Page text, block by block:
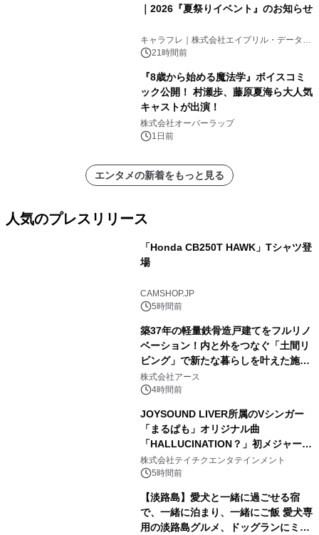
｜2026『夏祭りイベント』のお知らせ
キャラフレ｜株式会社エイプリル・データ・
デザインズ
21時間前
『8歳から始める魔法学』ボイスコミ
ック公開！ 村瀬歩、藤原夏海ら大人気
キャストが出演！
株式会社オーバーラップ
1日前
エンタメの新着をもっと見る
人気のプレスリリース
「Honda CB250T HAWK」Tシャツ登
場
CAMSHOP.JP
5時間前
築37年の軽量鉄骨造戸建てをフルリノ
ベーション！内と外をつなぐ「土間リ
ビング」で新たな暮らしを叶えた施工
事例を株式会社アースが公開
株式会社アース
4時間前
JOYSOUND LIVER所属のVシンガー
「まるぱも」オリジナル曲
「HALLUCINATION？」初メジャー配
信リリース決定！
株式会社テイチクエンタテインメント
5時間前
【淡路島】愛犬と一緒に過ごせる宿
で、一緒に泊まり、一緒にご飯 愛犬専
用の淡路島グルメ、ドッグランにミニ